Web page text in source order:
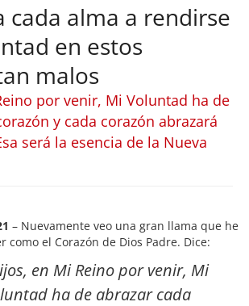
cada alma a rendirse
en estos
malos
por venir, Mi Voluntad ha de
y cada corazón abrazará
será la esencia de la Nueva
– Nuevamente veo una gran llama que he
como el Corazón de Dios Padre. Dice:
en Mi Reino por venir, Mi
ha de abrazar cada